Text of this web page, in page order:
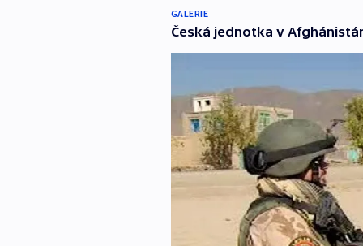
GALERIE
Česká jednotka v